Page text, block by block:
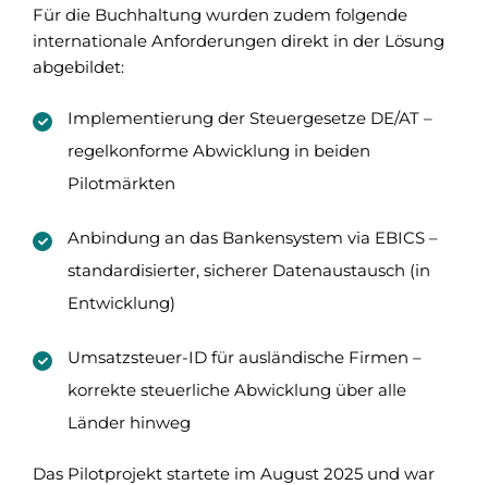
Für die Buchhaltung wurden zudem folgende
internationale Anforderungen direkt in der Lösung
abgebildet:
Implementierung der Steuergesetze DE/AT –
regelkonforme Abwicklung in beiden
Pilotmärkten
Anbindung an das Bankensystem via EBICS –
standardisierter, sicherer Datenaustausch (in
Entwicklung)
Umsatzsteuer-ID für ausländische Firmen –
korrekte steuerliche Abwicklung über alle
Länder hinweg
Das Pilotprojekt startete im August 2025 und war